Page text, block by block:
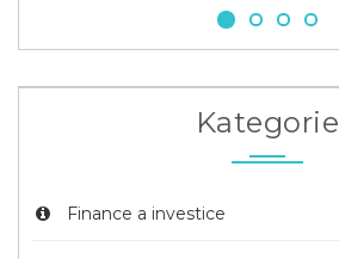
Kategorie
Finance a investice